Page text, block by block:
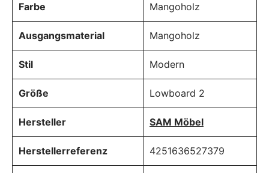
Farbe ‎Mangoholz
Ausgangsmaterial ‎Mangoholz
Stil ‎Modern
Größe ‎Lowboard 2
Hersteller ‎SAM Möbel
Herstellerreferenz ‎4251636527379